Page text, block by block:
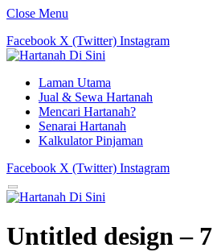
Close Menu
Facebook X (Twitter) Instagram
Laman Utama
Jual & Sewa Hartanah
Mencari Hartanah?
Senarai Hartanah
Kalkulator Pinjaman
Facebook X (Twitter) Instagram
Untitled design – 7